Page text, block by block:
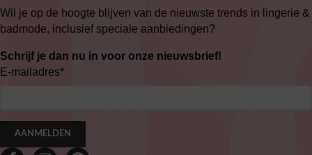
Wil je op de hoogte blijven van de nieuwste trends in lingerie &
badmode, inclusief speciale aanbiedingen?
Schrijf je dan nu in voor onze nieuwsbrief!
E-mailadres*
AANMELDEN